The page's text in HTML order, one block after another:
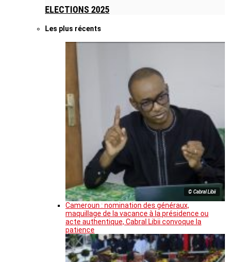
ELECTIONS 2025
Les plus récents
© Cabral Libii
Cameroun : nomination des généraux,
maquillage de la vacance à la présidence ou
acte authentique, Cabral Libii convoque la
patience